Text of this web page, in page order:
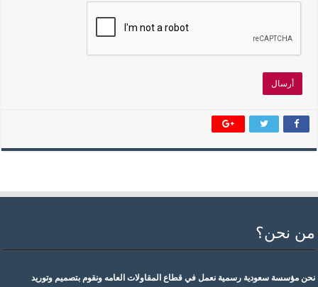
من نحن؟
نحن مؤسسة سعودية رسمية نعمل في قطاع المقاولات العامه ونقوم بتصميم وتوريد